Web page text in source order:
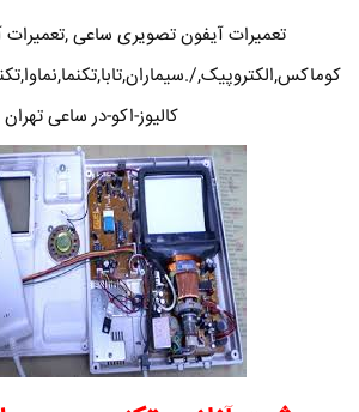
تعمیرات آیفون تصویری ساعی
کوماکس,الکتروپیک,/
کالیوز-اکو-در ساعی تهران